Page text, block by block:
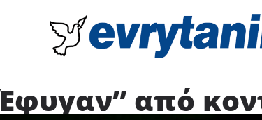
από